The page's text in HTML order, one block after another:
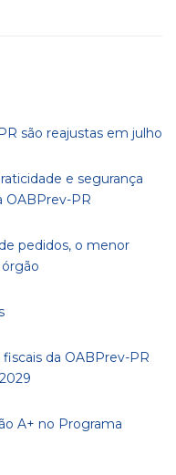
são reajustas em julho
e segurança
OABPrev-PR
pedidos, o menor
da OABPrev-PR
A+ no Programa